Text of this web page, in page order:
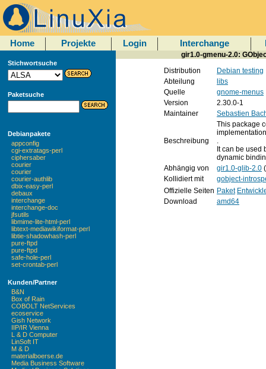
Home Projekte Login Interchange
Stichwortsuche
Paketsuche
Debianpakete
appconfig
cgi-extratags-perl
ciphersaber
courier
courier
courier-authlib
dbix-easy-perl
debaux
interchange
interchange-doc
jfsutils
libmime-lite-html-perl
libtext-mediawikiformat-perl
libtie-shadowhash-perl
pure-ftpd
pure-ftpd
safe-hole-perl
set-crontab-perl
Kunden/Partner
B&N
Box of Rain
COBOLT NetServices
ecoservice
Gish Network
IIP/IR Vienna
L & D Computer
LinSoft IT
M & D
materialboerse.de
Media Business Software
gir1.0-gmenu-2.0:
Distribution
Debian testing
Abteilung
libs
Quelle
gnome-menus
Version
2.30.0-1
Maintainer
Sebastien
Beschreibung
This package
.
It can be used
dynamic
Abhängig von
gir1.0-glib-2.0
Kollidiert mit
gobject-
Offizielle Seiten Paket
Download
amd64